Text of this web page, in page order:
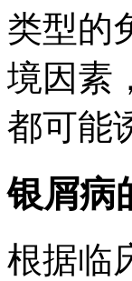
类型的
境因素
都可能
银屑病
根据临